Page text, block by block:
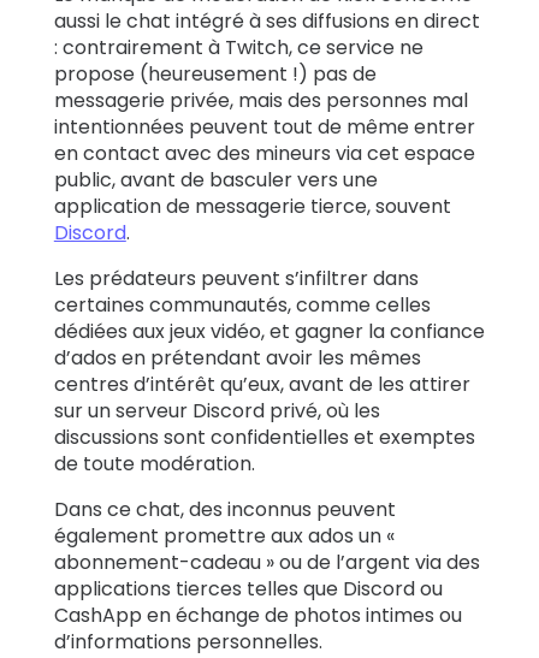
aussi le chat intégré à ses diffusions en direct
: contrairement à Twitch, ce service ne
propose (heureusement !) pas de
messagerie privée, mais des personnes mal
intentionnées peuvent tout de même entrer
en contact avec des mineurs via cet espace
public, avant de basculer vers une
application de messagerie tierce, souvent
Discord.
Les prédateurs peuvent s’infiltrer dans
certaines communautés, comme celles
dédiées aux jeux vidéo, et gagner la confiance
d’ados en prétendant avoir les mêmes
centres d’intérêt qu’eux, avant de les attirer
sur un serveur Discord privé, où les
discussions sont confidentielles et exemptes
de toute modération.
Dans ce chat, des inconnus peuvent
également promettre aux ados un «
abonnement-cadeau » ou de l’argent via des
applications tierces telles que Discord ou
CashApp en échange de photos intimes ou
d’informations personnelles.